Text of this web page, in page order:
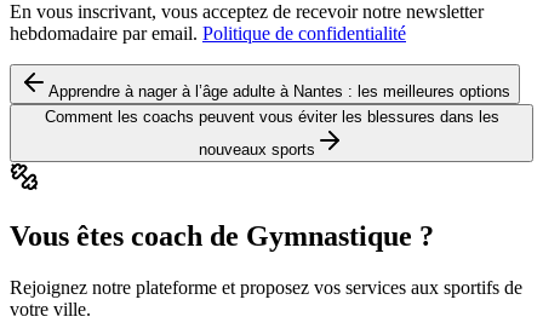
En vous inscrivant, vous acceptez de recevoir notre newsletter
hebdomadaire par email. Politique de confidentialité
Apprendre à nager à l’âge adulte à Nantes : les meilleures options
Comment les coachs peuvent vous éviter les blessures dans les
nouveaux sports
Vous êtes coach de Gymnastique ?
Rejoignez notre plateforme et proposez vos services aux sportifs de
votre ville.